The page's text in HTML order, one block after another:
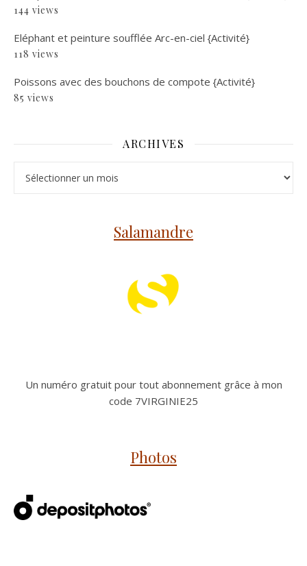
144 views
Eléphant et peinture soufflée Arc-en-ciel {Activité}
118 views
Poissons avec des bouchons de compote {Activité}
85 views
ARCHIVES
Salamandre
Un numéro gratuit pour tout abonnement grâce à mon
code 7VIRGINIE25
Photos